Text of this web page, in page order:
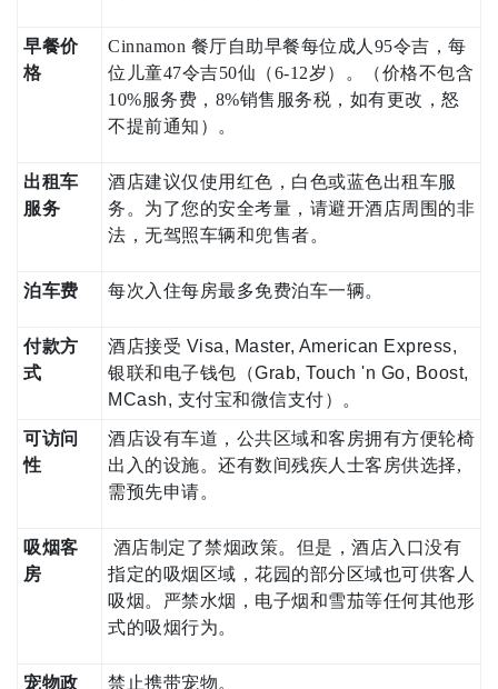
早餐价
格
Cinnamon 餐厅自助早餐每位成人95令吉，每
位儿童47令吉50仙（6-12岁）。（价格不包含
10%服务费，8%销售服务税，如有更改，怒
不提前通知）。
出租车
服务
酒店建议仅使用红色，白色或蓝色出租车服
务。为了您的安全考量，请避开酒店周围的非
法，无驾照车辆和兜售者。
泊车费 每次入住每房最多免费泊车一辆。
付款方
式
酒店接受 Visa, Master, American Express,
银联和电子钱包（Grab, Touch 'n Go, Boost,
MCash, 支付宝和微信支付）。
可访问
性
酒店设有车道，公共区域和客房拥有方便轮椅
出入的设施。还有数间残疾人士客房供选择,
需预先申请。
吸烟客
房
酒店制定了禁烟政策。但是，酒店入口没有
指定的吸烟区域，花园的部分区域也可供客人
吸烟。严禁水烟，电子烟和雪茄等任何其他形
式的吸烟行为。
宠物政
禁止携带宠物。